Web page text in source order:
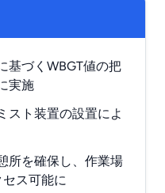
基づくWBGT値の把
実施
スト装置の設置によ
所を確保し、作業場
ス可能に